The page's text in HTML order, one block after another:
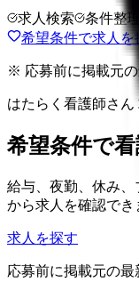
求人検索 条件整理
希望条件で求人を
※ 応募前に掲載元
はたらく看護師さん
希望条件で
給与、夜勤、休み
から求人を確認でき
求人を探す
応募前に掲載元の